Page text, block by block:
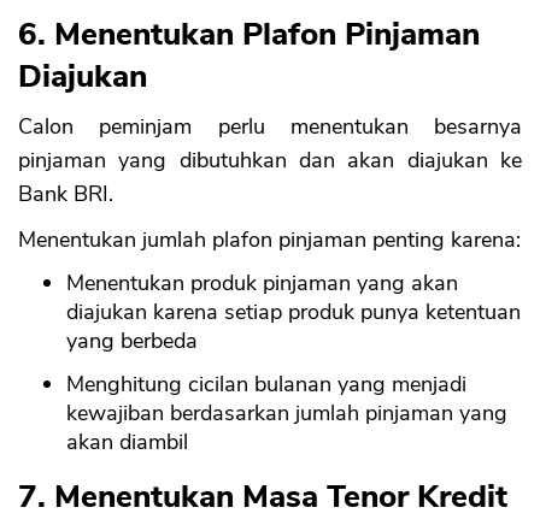
6. Menentukan Plafon Pinjaman
Diajukan
Calon peminjam perlu menentukan besarnya
pinjaman yang dibutuhkan dan akan diajukan ke
Bank BRI.
Menentukan jumlah plafon pinjaman penting karena:
Menentukan produk pinjaman yang akan
diajukan karena setiap produk punya ketentuan
yang berbeda
Menghitung cicilan bulanan yang menjadi
kewajiban berdasarkan jumlah pinjaman yang
akan diambil
7. Menentukan Masa Tenor Kredit